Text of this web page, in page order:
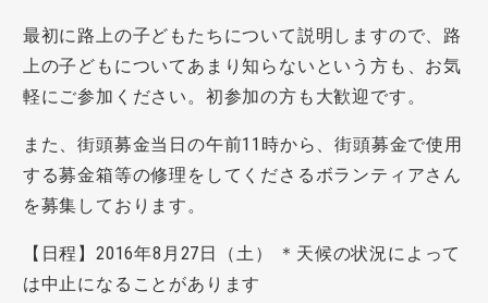
最初に路上の子どもたちについて説明しますので、路
上の子どもについてあまり知らないという方も、お気
軽にご参加ください。初参加の方も大歓迎です。
また、街頭募金当日の午前11時から、街頭募金で使用
する募金箱等の修理をしてくださるボランティアさん
を募集しております。
【日程】2016年8月27日（土） ＊天候の状況によって
は中止になることがあります